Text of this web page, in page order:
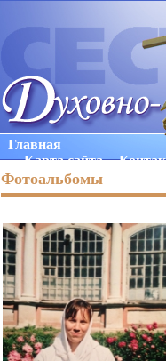
Главная
Карта сайта
Фотоальбомы